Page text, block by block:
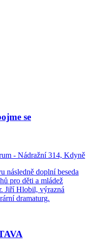
se
- Nádražní 314, Kdyně
následně doplní beseda
pro děti a mládež
Jiří Hlobil, výrazná
dramaturg.